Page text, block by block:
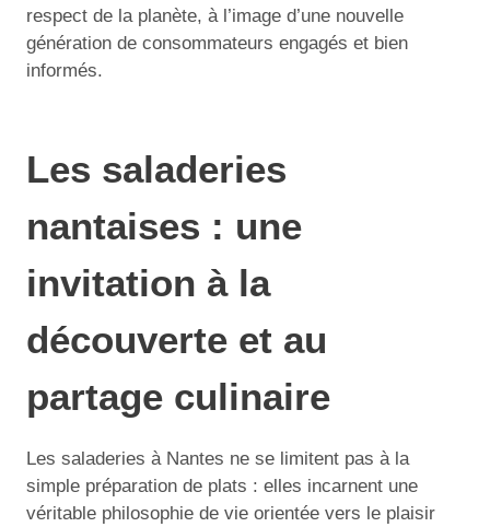
respect de la planète, à l’image d’une nouvelle
génération de consommateurs engagés et bien
informés.
Les saladeries
nantaises : une
invitation à la
découverte et au
partage culinaire
Les saladeries à Nantes ne se limitent pas à la
simple préparation de plats : elles incarnent une
véritable philosophie de vie orientée vers le plaisir